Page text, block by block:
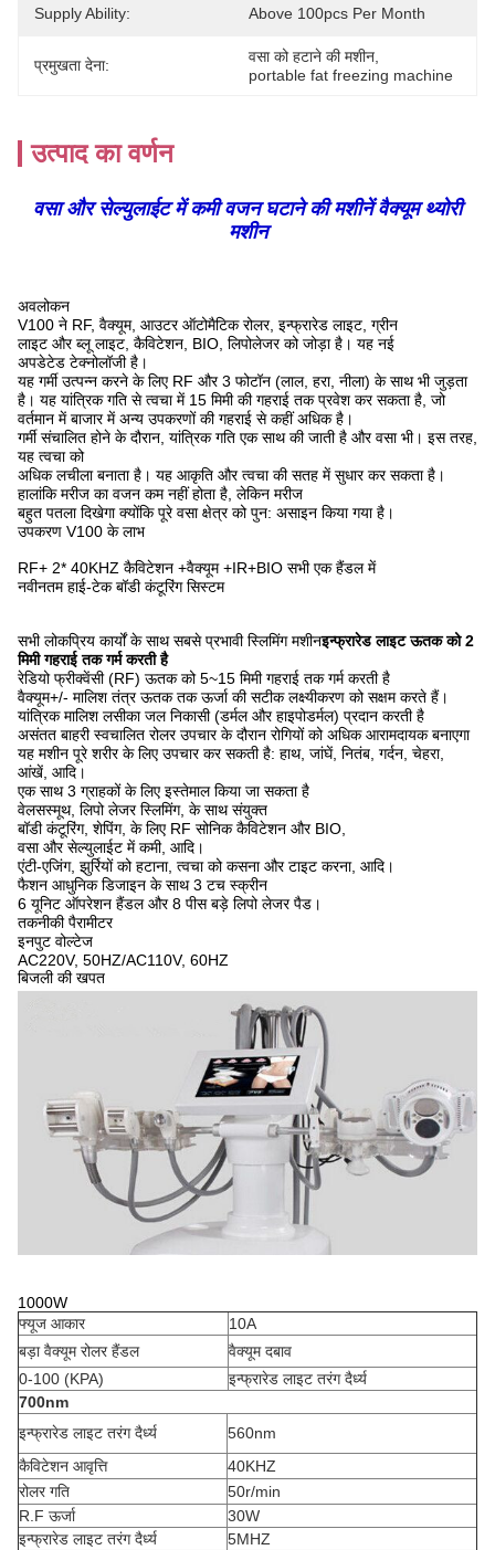
Supply Ability: Above 100pcs Per Month
प्रमुखता देना: वसा को हटाने की मशीन
portable fat freezing machine
उत्पाद का वर्णन
वसा और सेल्युलाईट में कमी वजन घटाने की मशीनें वैक्यूम थ्योरी
मशीन
अवलोकन
V100 ने RF, वैक्यूम, आउटर ऑटोमैटिक रोलर, इन्फ्रारेड लाइट, ग्रीन
लाइट और ब्लू लाइट, कैविटेशन, BIO, लिपोलेजर को जोड़ा है। यह नई
अपडेटेड टेक्नोलॉजी है।
यह गर्मी उत्पन्न करने के लिए RF और 3 फोटॉन (लाल, हरा, नीला) के साथ भी जुड़ता
है। यह यांत्रिक गति से त्वचा में 15 मिमी की गहराई तक प्रवेश कर सकता है, जो
वर्तमान में बाजार में अन्य उपकरणों की गहराई से कहीं अधिक है।
गर्मी संचालित होने के दौरान, यांत्रिक गति एक साथ की जाती है और वसा भी। इस तरह,
यह त्वचा को
अधिक लचीला बनाता है। यह आकृति और त्वचा की सतह में सुधार कर सकता है।
हालांकि मरीज का वजन कम नहीं होता है, लेकिन मरीज
बहुत पतला दिखेगा क्योंकि पूरे वसा क्षेत्र को पुन: असाइन किया गया है।
उपकरण V100 के लाभ
RF+ 2* 40KHZ कैविटेशन +वैक्यूम +IR+BIO सभी एक हैंडल में
नवीनतम हाई-टेक बॉडी कंटूरिंग सिस्टम
सभी लोकप्रिय कार्यों के साथ सबसे प्रभावी स्लिमिंग मशीनइन्फ्रारेड लाइट ऊतक को 2
मिमी गहराई तक गर्म करती है
रेडियो फ्रीक्वेंसी (RF) ऊतक को 5~15 मिमी गहराई तक गर्म करती है
वैक्यूम+/- मालिश तंत्र ऊतक तक ऊर्जा की सटीक लक्ष्यीकरण को सक्षम करते हैं।
यांत्रिक मालिश लसीका जल निकासी (डर्मल और हाइपोडर्मल) प्रदान करती है
असंतत बाहरी स्वचालित रोलर उपचार के दौरान रोगियों को अधिक आरामदायक बनाएगा
यह मशीन पूरे शरीर के लिए उपचार कर सकती है: हाथ, जांघें, नितंब, गर्दन, चेहरा,
आंखें, आदि।
एक साथ 3 ग्राहकों के लिए इस्तेमाल किया जा सकता है
वेलसस्मूथ, लिपो लेजर स्लिमिंग, के साथ संयुक्त
बॉडी कंटूरिंग, शेपिंग, के लिए RF सोनिक कैविटेशन और BIO,
वसा और सेल्युलाईट में कमी, आदि।
एंटी-एजिंग, झुर्रियों को हटाना, त्वचा को कसना और टाइट करना, आदि।
फैशन आधुनिक डिजाइन के साथ 3 टच स्क्रीन
6 यूनिट ऑपरेशन हैंडल और 8 पीस बड़े लिपो लेजर पैड।
तकनीकी पैरामीटर
इनपुट वोल्टेज
AC220V, 50HZ/AC110V, 60HZ
बिजली की खपत
1000W
फ्यूज आकार
10A
बड़ा वैक्यूम रोलर हैंडल
वैक्यूम दबाव
0-100 (KPA)
इन्फ्रारेड लाइट तरंग दैर्ध्य
700nm
इन्फ्रारेड लाइट तरंग दैर्ध्य
560nm
कैविटेशन आवृत्ति
40KHZ
रोलर गति
50r/min
R.F ऊर्जा
30W
इन्फ्रारेड लाइट तरंग दैर्ध्य
5MHZ